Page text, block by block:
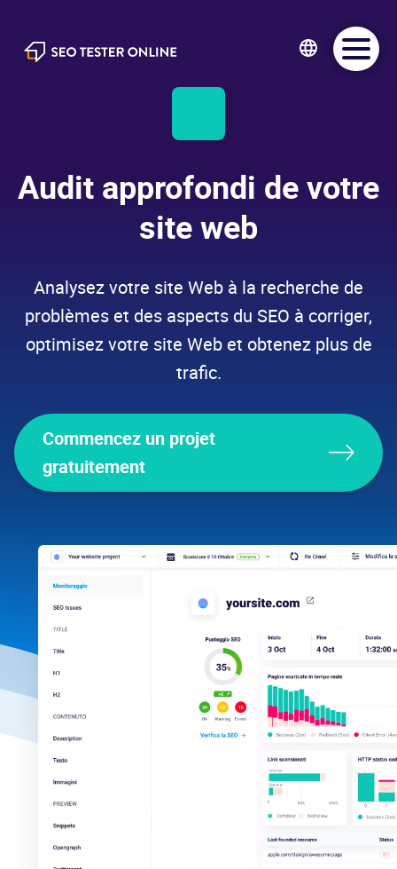
Audit approfondi de votre
site web
Analysez votre site Web à la recherche de
problèmes et des aspects du SEO à corriger,
optimisez votre site Web et obtenez plus de
trafic.
Commencez un projet
gratuitement